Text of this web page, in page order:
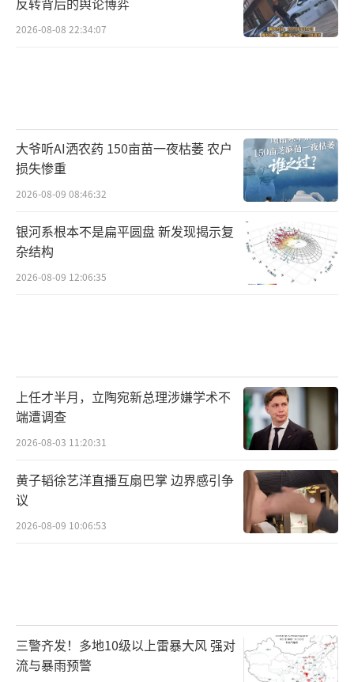
2026-08-08 22:34:07
大爷听AI洒农药 150亩苗一夜枯萎 农户
损失惨重
2026-08-09 08:46:32
银河系根本不是扁平圆盘 新发现揭示复
杂结构
2026-08-09 12:06:35
上任才半月，立陶宛新总理涉嫌学术不
端遭调查
2026-08-03 11:20:31
黄子韬徐艺洋直播互扇巴掌 边界感引争
议
2026-08-09 10:06:53
三警齐发！多地10级以上雷暴大风 强对
流与暴雨预警